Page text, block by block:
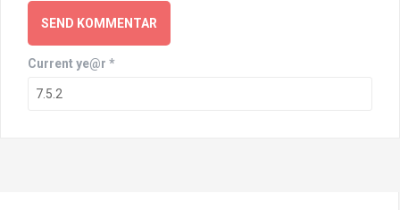
Current ye@r *